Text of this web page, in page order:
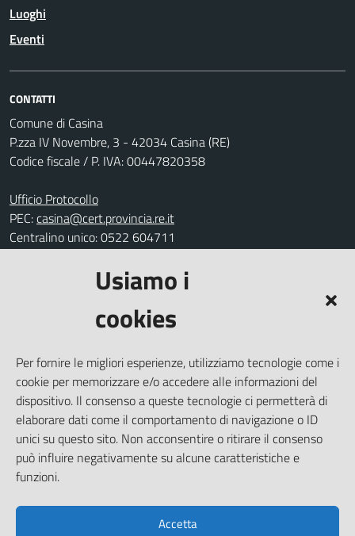
Usiamo i
cookies
Per fornire le migliori esperienze, utilizziamo tecnologie come i
cookie per memorizzare e/o accedere alle informazioni del
dispositivo. Il consenso a queste tecnologie ci permetterà di
elaborare dati come il comportamento di navigazione o ID
unici su questo sito. Non acconsentire o ritirare il consenso
può influire negativamente su alcune caratteristiche e
funzioni.
Accetta
Luoghi
Eventi
CONTATTI
Comune di Casina
P.zza IV Novembre, 3 - 42034 Casina (RE)
Codice fiscale / P. IVA: 00447820358
Ufficio Protocollo
PEC:casina@cert.provincia.re.it
Centralino unico: 0522 604711
Segnalazione disservizio
Amministrazione trasparente
Informativa privacy
Note legali
Dichiarazione di accessibilità
Piano di miglioramento del sito